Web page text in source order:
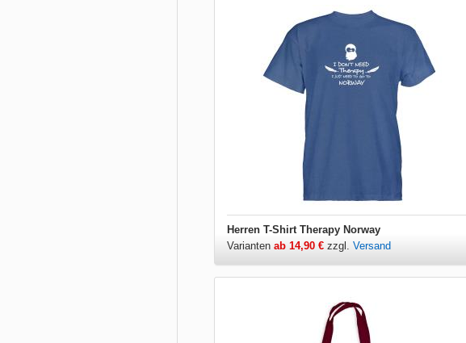
Herren T-Shirt Therapy Norway
Varianten ab 14,90 € zzgl. Versand